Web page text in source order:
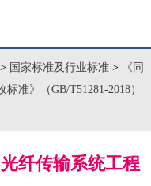
> 国家标准及行业标准 >
《同
准》（GB/T51281-2018）
纤传输系统工程